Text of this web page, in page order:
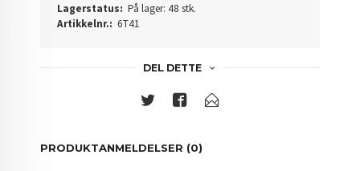
Lagerstatus: På lager: 48 stk.
Artikkelnr.: 6T41
DEL DETTE
PRODUKTANMELDELSER (0)